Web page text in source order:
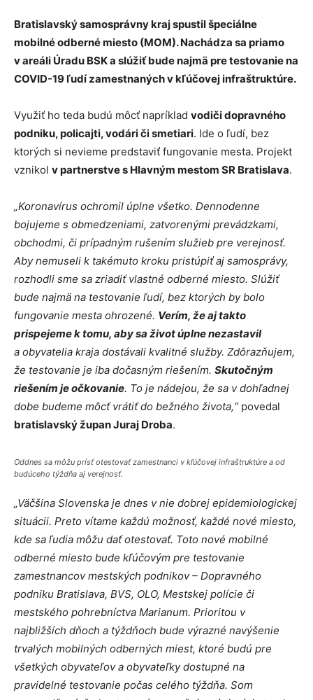
Bratislavský samosprávny kraj spustil špeciálne
mobilné odberné miesto (MOM). Nachádza sa priamo
v areáli Úradu BSK a slúžiť bude najmä pre testovanie na
COVID-19 ľudí zamestnaných v kľúčovej infraštruktúre.
Využiť ho teda budú môcť napríklad vodiči dopravného
podniku, policajti, vodári či smetiari. Ide o ľudí, bez
ktorých si nevieme predstaviť fungovanie mesta. Projekt
vznikol v partnerstve s Hlavným mestom SR Bratislava.
„Koronavírus ochromil úplne všetko. Dennodenne
bojujeme s obmedzeniami, zatvorenými prevádzkami,
obchodmi, či prípadným rušením služieb pre verejnosť.
Aby nemuseli k takémuto kroku pristúpiť aj samosprávy,
rozhodli sme sa zriadiť vlastné odberné miesto. Slúžiť
bude najmä na testovanie ľudí, bez ktorých by bolo
fungovanie mesta ohrozené. Verím, že aj takto
prispejeme k tomu, aby sa život úplne nezastavil
a obyvatelia kraja dostávali kvalitné služby. Zdôrazňujem,
že testovanie je iba dočasným riešením. Skutočným
riešením je očkovanie. To je nádejou, že sa v dohľadnej
dobe budeme môcť vrátiť do bežného života,“povedal
bratislavský župan Juraj Droba.
Oddnes sa môžu prísť otestovať zamestnanci v kľúčovej infraštruktúre a od
budúceho týždňa aj verejnosť.
„Väčšina Slovenska je dnes v nie dobrej epidemiologickej
situácii. Preto vítame každú možnosť, každé nové miesto,
kde sa ľudia môžu dať otestovať. Toto nové mobilné
odberné miesto bude kľúčovým pre testovanie
zamestnancov mestských podnikov – Dopravného
podniku Bratislava, BVS, OLO, Mestskej polície či
mestského pohrebníctva Marianum. Prioritou v
najbližších dňoch a týždňoch bude výrazné navýšenie
trvalých mobilných odberných miest, ktoré budú pre
všetkých obyvateľov a obyvateľky dostupné na
pravidelné testovanie počas celého týždňa. Som